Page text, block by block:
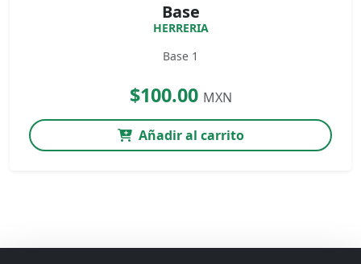
Base
HERRERIA
Base 1
$100.00 MXN
Añadir al carrito